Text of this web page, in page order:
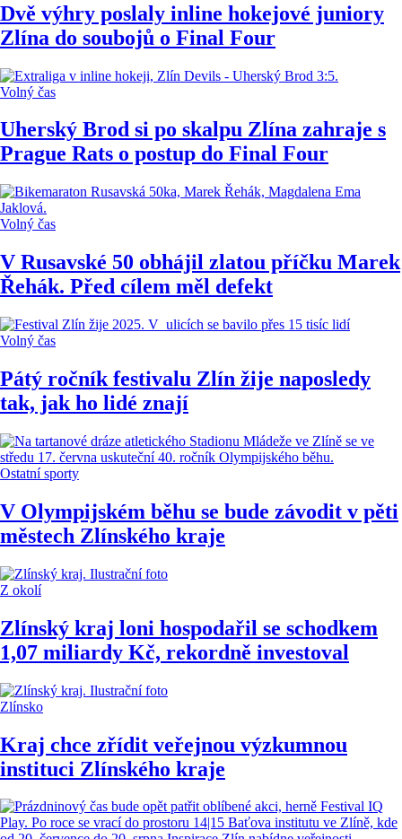
Dvě výhry poslaly inline hokejové juniory
Zlína do soubojů o Final Four
Volný čas
Uherský Brod si po skalpu Zlína zahraje s
Prague Rats o postup do Final Four
Volný čas
V Rusavské 50 obhájil zlatou příčku Marek
Řehák. Před cílem měl defekt
Volný čas
Pátý ročník festivalu Zlín žije naposledy
tak, jak ho lidé znají
Ostatní sporty
V Olympijském běhu se bude závodit v pěti
městech Zlínského kraje
Z okolí
Zlínský kraj loni hospodařil se schodkem
1,07 miliardy Kč, rekordně investoval
Zlínsko
Kraj chce zřídit veřejnou výzkumnou
instituci Zlínského kraje